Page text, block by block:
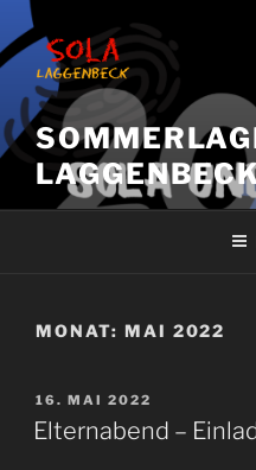
Zum
Inhalt
springen
MONAT: MAI 2022
VERÖFFENTLICHT
AM
16. MAI 2022
Elternabend –